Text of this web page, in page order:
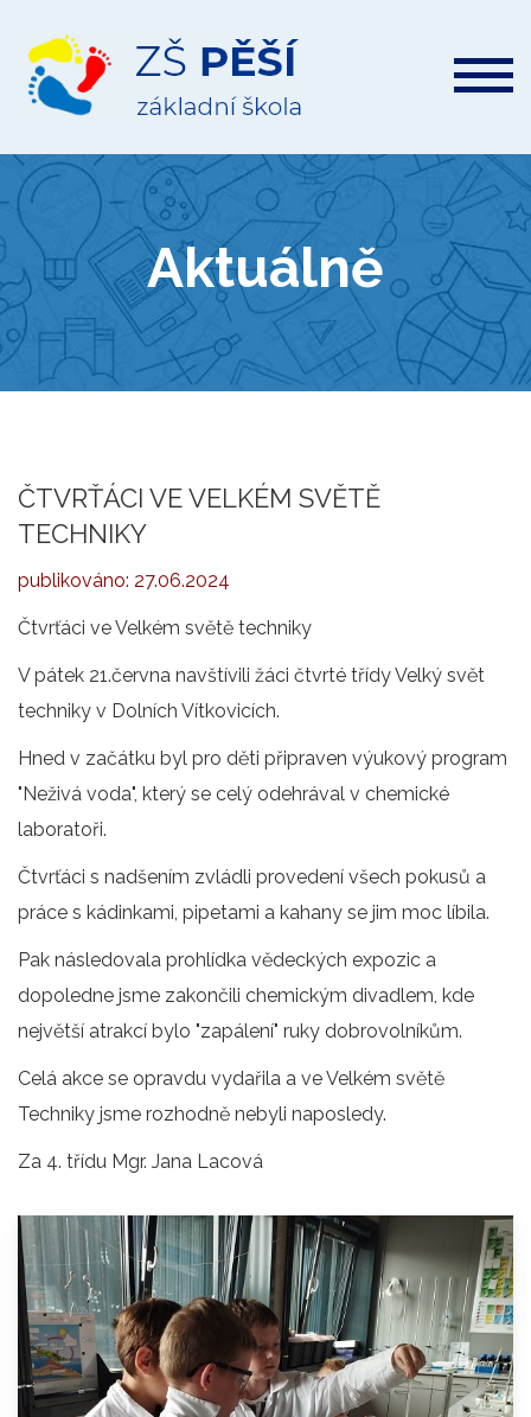
ZŠ
Pěší
Aktuálně
ČTVRŤÁCI VE VELKÉM SVĚTĚ
TECHNIKY
publikováno: 27.06.2024
Čtvrťáci ve Velkém světě techniky
V pátek 21.června navštívili žáci čtvrté třídy Velký svět
techniky v Dolních Vítkovicích.
Hned v začátku byl pro děti připraven výukový program
"Neživá voda", který se celý odehrával v chemické
laboratoři.
Čtvrťáci s nadšením zvládli provedení všech pokusů a
práce s kádinkami, pipetami a kahany se jim moc líbila.
Pak následovala prohlídka vědeckých expozic a
dopoledne jsme zakončili chemickým divadlem, kde
největší atrakcí bylo "zapálení" ruky dobrovolníkům.
Celá akce se opravdu vydařila a ve Velkém světě
Techniky jsme rozhodně nebyli naposledy.
Za 4. třídu Mgr. Jana Lacová